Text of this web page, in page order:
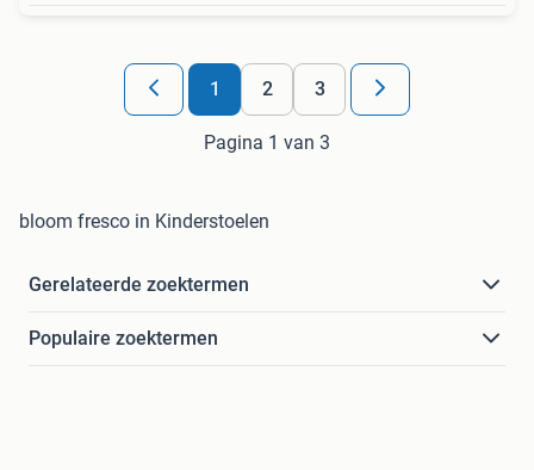
1 2 3
Pagina 1 van 3
bloom fresco in Kinderstoelen
Gerelateerde zoektermen
Populaire zoektermen